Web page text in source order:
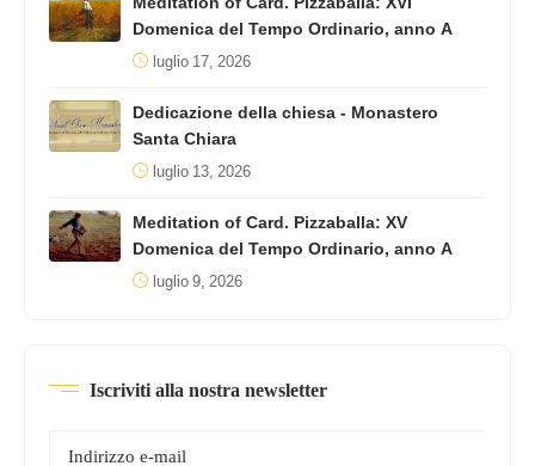
Domenica del Tempo Ordinario, anno A
luglio 17, 2026
Dedicazione della chiesa - Monastero
Santa Chiara
luglio 13, 2026
Meditation of Card. Pizzaballa: XV
Domenica del Tempo Ordinario, anno A
luglio 9, 2026
Iscriviti alla nostra newsletter